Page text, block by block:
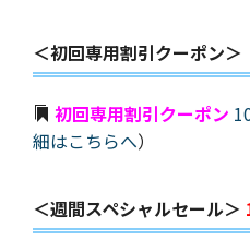
＜初回専用割引クーポン＞
初回専用割引クーポン
細はこちらへ）
＜週間スペシャルセール＞